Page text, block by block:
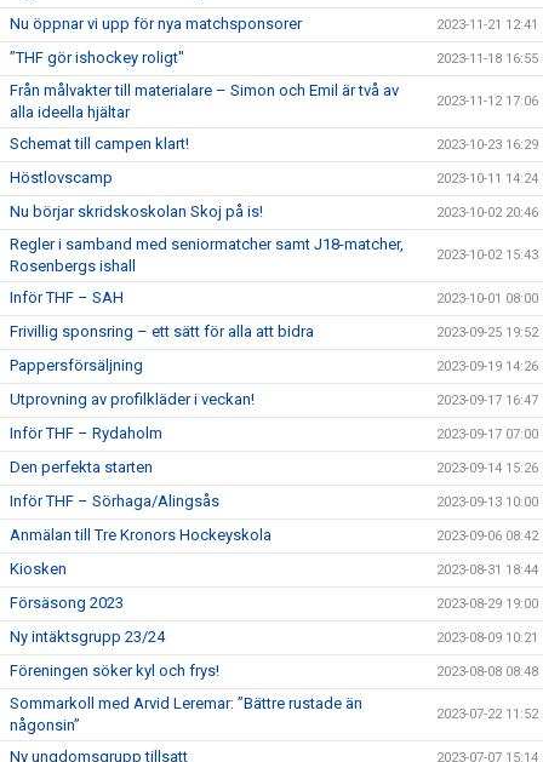
Nu öppnar vi upp för nya matchsponsorer 2023-11-21 12:41
”THF gör ishockey roligt" 2023-11-18 16:55
Från målvakter till materialare – Simon och Emil är två av
alla ideella hjältar
2023-11-12 17:06
Schemat till campen klart! 2023-10-23 16:29
Höstlovscamp 2023-10-11 14:24
Nu börjar skridskoskolan Skoj på is! 2023-10-02 20:46
Regler i samband med seniormatcher samt J18-matcher,
Rosenbergs ishall
2023-10-02 15:43
Inför THF – SAH 2023-10-01 08:00
Frivillig sponsring – ett sätt för alla att bidra 2023-09-25 19:52
Pappersförsäljning 2023-09-19 14:26
Utprovning av profilkläder i veckan! 2023-09-17 16:47
Inför THF – Rydaholm 2023-09-17 07:00
Den perfekta starten 2023-09-14 15:26
Inför THF – Sörhaga/Alingsås 2023-09-13 10:00
Anmälan till Tre Kronors Hockeyskola 2023-09-06 08:42
Kiosken 2023-08-31 18:44
Försäsong 2023 2023-08-29 19:00
Ny intäktsgrupp 23/24 2023-08-09 10:21
Föreningen söker kyl och frys! 2023-08-08 08:48
Sommarkoll med Arvid Leremar: ”Bättre rustade än
någonsin”
2023-07-22 11:52
Ny ungdomsgrupp tillsatt 2023-07-07 15:14